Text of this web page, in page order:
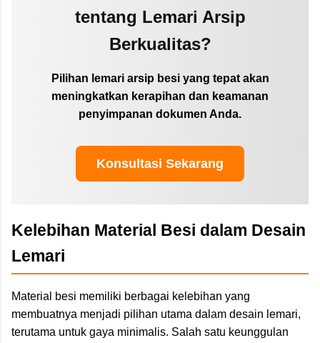
tentang Lemari Arsip
Berkualitas?
Pilihan lemari arsip besi yang tepat akan
meningkatkan kerapihan dan keamanan
penyimpanan dokumen Anda.
Konsultasi Sekarang
Kelebihan Material Besi dalam Desain
Lemari
Material besi memiliki berbagai kelebihan yang
membuatnya menjadi pilihan utama dalam desain lemari,
terutama untuk gaya minimalis. Salah satu keunggulan